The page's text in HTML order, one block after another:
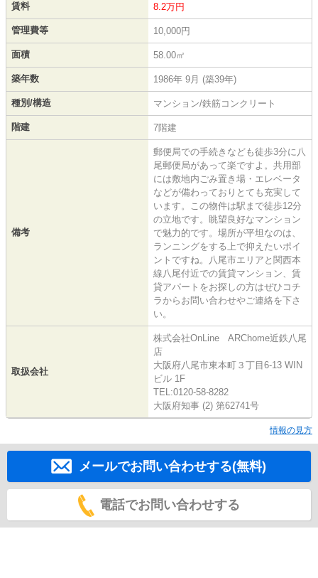
賃料 8.2万円
管理費等 10,000円
面積 58.00㎡
築年数 1986年 9月 (築39年)
種別/構造 マンション/鉄筋コンクリート
階建 7階建
備考
郵便局での手続きなども徒歩3分に八
尾郵便局があって楽ですよ。共用部
には敷地内ごみ置き場・エレベータ
などが備わっておりとても充実して
います。この物件は駅まで徒歩12分
の立地です。眺望良好なマンション
で魅力的です。場所が平坦なのは、
ランニングをする上で抑えたいポイ
ントですね。八尾市エリアと関西本
線八尾付近での賃貸マンション、賃
貸アパートをお探しの方はぜひコチ
ラからお問い合わせやご連絡を下さ
い。
取扱会社
株式会社OnLine ARChome近鉄八尾
店
大阪府八尾市東本町３丁目6-13 WIN
ビル 1F
TEL:0120-58-8282
大阪府知事 (2) 第62741号
情報の見方
メールでお問い合わせする(無料)
電話でお問い合わせする